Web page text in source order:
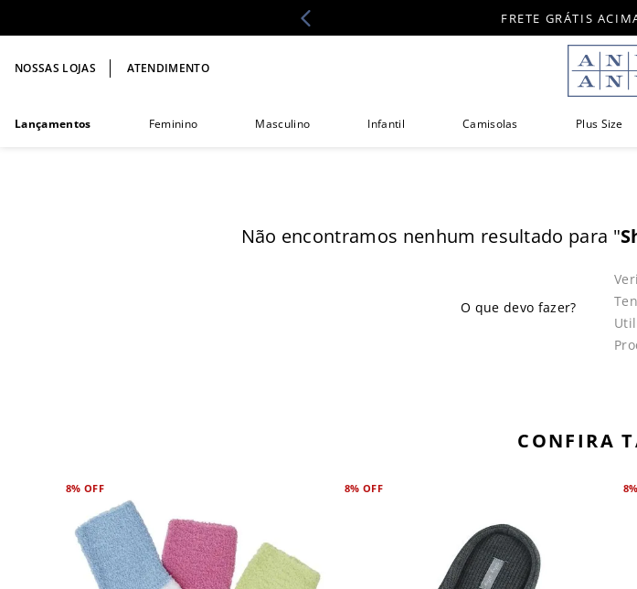
FRETE GRÁTIS
NOSSAS LOJAS ATENDIMENTO
Lançamentos Feminino Masculino Infantil Camisolas Plus Size
Não encontramos nenhum resultado para "
CONFIRA
8% OFF 8% OFF 8%